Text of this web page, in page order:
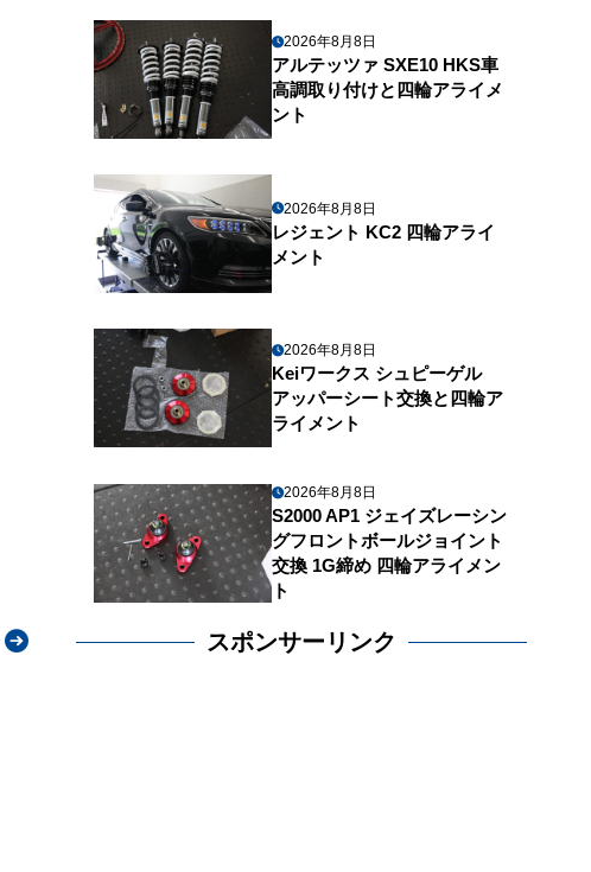
2026年8月8日
アルテッツァ SXE10 HKS車
高調取り付けと四輪アライメ
ント
2026年8月8日
レジェント KC2 四輪アライ
メント
2026年8月8日
Keiワークス シュピーゲル
アッパーシート交換と四輪ア
ライメント
2026年8月8日
S2000 AP1 ジェイズレーシン
グフロントボールジョイント
交換 1G締め 四輪アライメン
ト
スポンサーリンク